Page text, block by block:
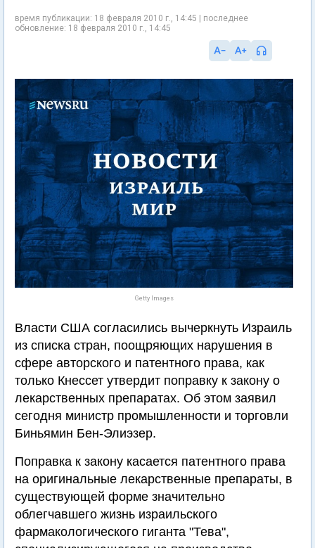
время публикации: 18 февраля 2010 г., 14:45 | последнее
обновление: 18 февраля 2010 г., 14:45
Getty Images
Власти США согласились вычеркнуть Израиль
из списка стран, поощряющих нарушения в
сфере авторского и патентного права, как
только Кнессет утвердит поправку к закону о
лекарственных препаратах. Об этом заявил
сегодня министр промышленности и торговли
Биньямин Бен-Элиэзер.
Поправка к закону касается патентного права
на оригинальные лекарственные препараты, в
существующей форме значительно
облегчавшего жизнь израильского
фармакологического гиганта "Тева",